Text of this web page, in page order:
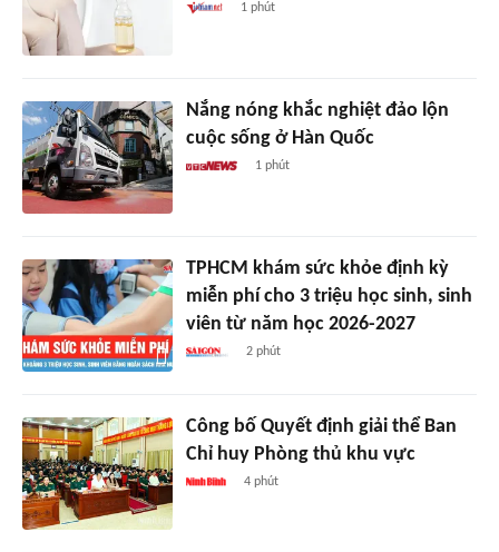
1 phút
Nắng nóng khắc nghiệt đảo lộn
cuộc sống ở Hàn Quốc
1 phút
TPHCM khám sức khỏe định kỳ
miễn phí cho 3 triệu học sinh, sinh
viên từ năm học 2026-2027
2 phút
Công bố Quyết định giải thể Ban
Chỉ huy Phòng thủ khu vực
4 phút